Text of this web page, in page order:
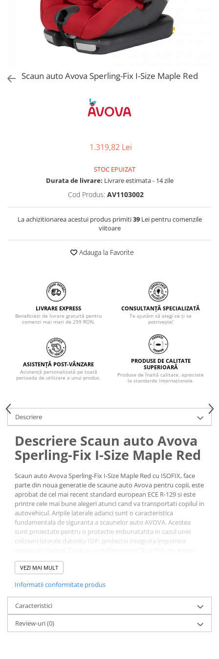
Consultanta Instalare
Jucarii de Sortare
Jucarii de tras
Jucarii din plus
Jucarii muzicale
PAPUSI
Scaun auto Avova Sperling-Fix I-Size Maple Red
1.319,82 Lei
STOC EPUIZAT
Durata de livrare: Livrare estimata - 14 zile
Cod Produs: AV1103002
La achizitionarea acestui produs primiti39Lei pentru comenzile
viitoare
Adauga la Favorite
LIVRARE EXPRESS
Beneficiezi de livrare gratuită pentru
comenzi mai mari de 299 RON.
CONSULTANȚĂ SPECIALIZATĂ
Te ajutăm să alegi ce ți se
potrivește!
ASISTENȚĂ POST-VÂNZARE
Asistență personalizată pe toată
perioada de utilizare a unui produs.
PRODUSE DE CALITATE
SUPERIOARĂ
Produse de înaltă calitate, apreciate
la standarde internaționale.
Descriere
Descriere Scaun auto Avova
Sperling-Fix I-Size Maple Red
Scaun auto Avova Sperling-Fix I-Size Maple Red cu ISOFIX, face
parte din noua generatie de scaune auto Avova pentru copii, este
aprobat de cel mai recent standard european ECE R-129 si este
printre cele mai bune alegeri atunci cand va transportati copilul in
autovehicul. Aripile laterale adanci sunt o caracteristica
fundamentala de siguranta a scaunelor auto AVOVA. Acestea
sunt proiectate pentru o protectie imbunatatita in cazul unei
coliziuni laterale datorita ISIP, protectia integrata impotriva
confort si protectie deosebita atunci cand calatoresc in scaunul
auto Avova Sperling-Fix I-Size.
Importanta protectiei
impotriva impactului lateral
cu ISIP - Protectia integrata
la impact lateral AVOVA
Usa este o parte vulnerabila a unei masini. In caz de accident cu
VEZI MAI MULT
Informatii conformitate produs
Caracteristici
Review-uri(0)